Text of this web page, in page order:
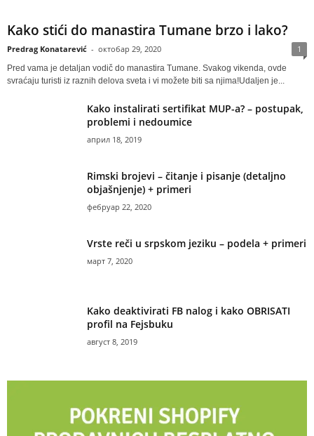
Kako stići do manastira Tumane brzo i lako?
Predrag Konatarević - октобар 29, 2020 1
Pred vama je detaljan vodič do manastira Tumane. Svakog vikenda, ovde
svraćaju turisti iz raznih delova sveta i vi možete biti sa njima!Udaljen je...
Kako instalirati sertifikat MUP-a? – postupak,
problemi i nedoumice
април 18, 2019
Rimski brojevi – čitanje i pisanje (detaljno
objašnjenje) + primeri
фебруар 22, 2020
Vrste reči u srpskom jeziku – podela + primeri
март 7, 2020
Kako deaktivirati FB nalog i kako OBRISATI
profil na Fejsbuku
август 8, 2019